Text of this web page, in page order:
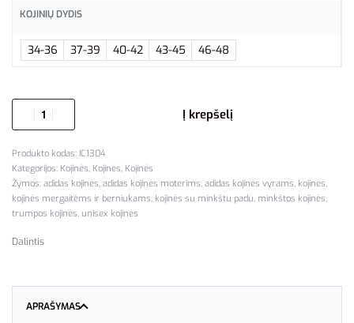
KOJINIŲ DYDIS
34-36 37-39 40-42 43-45 46-48
Į krepšelį
IC1304
Kategorijos: Kojinės, Kojinės, Kojinės
Žymos: adidas kojinės, adidas kojinės moterims, adidas kojinės vyrams, kojinės,
kojinės mergaitėms ir berniukams, kojinės su minkštu padu, minkštos kojinės,
trumpos kojinės, unisex kojinės
Dalintis
APRAŠYMAS